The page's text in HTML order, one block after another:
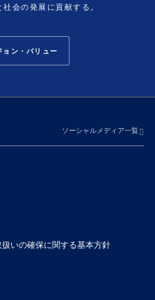
会の発展に貢献する。
ン・バリュー
ソーシャルメディア一覧
いの確保に関する基本方針